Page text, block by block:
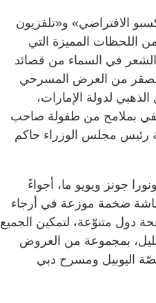
الافتراضي» و«تلفزيون
اللحظات المميزة التي
في السماء من قصائد
من العرض المسرحي
لدولة الإمارات،
بملامح من طفولة صاحب
رئيس مجلس الوزراء حاكم
جونز ويويو ما، أجواءً
على المكان المُبهر، فضلاً عن وجود أكثر من 20 شاشة ضخمة موزعة في أرجاء
دول متنوّعة، لتمكين الجميع
بمجموعة من العروض
اليوبيل ومسرح دبي